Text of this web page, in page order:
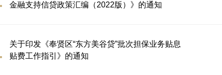
金融支持信贷政策汇编（2022版）》的通知
关于印发《奉贤区“东方美谷贷”批次担保业务贴息
贴费工作指引》的通知